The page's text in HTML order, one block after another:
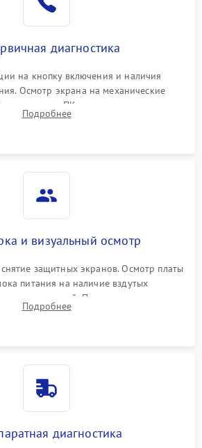
диагностика
на кнопку включения и наличия
Осмотр экрана на механические
к ПК для оценки вывода
подсветки и выявления артефактов на
Подробнее
и визуальный осмотр
защитных экранов. Осмотр платы
питания на наличие вздутых
окислений. Проверка надежности
целостности шлейфов матрицы.
Подробнее
диагностика